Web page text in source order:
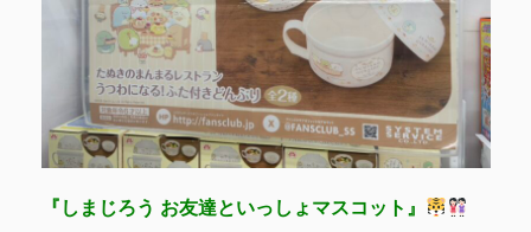
『しまじろう お友達といっしょマスコット』